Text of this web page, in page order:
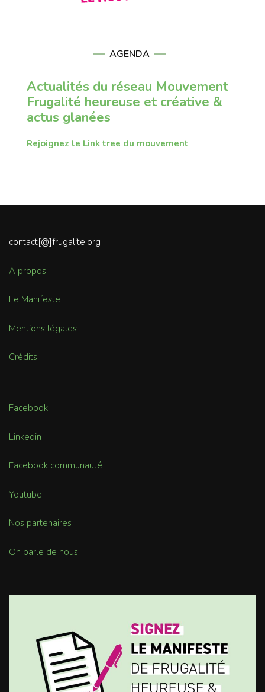
AGENDA
Actualités du réseau Mouvement
Frugalité heureuse et créative &
actus glanées
Rejoignez le Link tree du mouvement
contact[@]frugalite.org
A propos
Le Manifeste
Mentions légales
Crédits
Facebook
Linkedin
Facebook communauté
Youtube
Nos partenaires
On parle de nous